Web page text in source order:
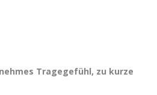
Tragegefühl, zu kurze